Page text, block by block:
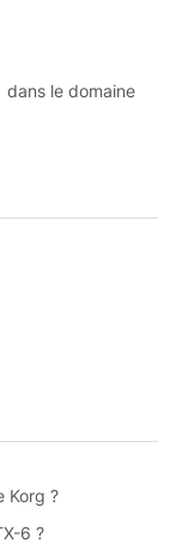
dans le domaine
Korg ?
6 ?